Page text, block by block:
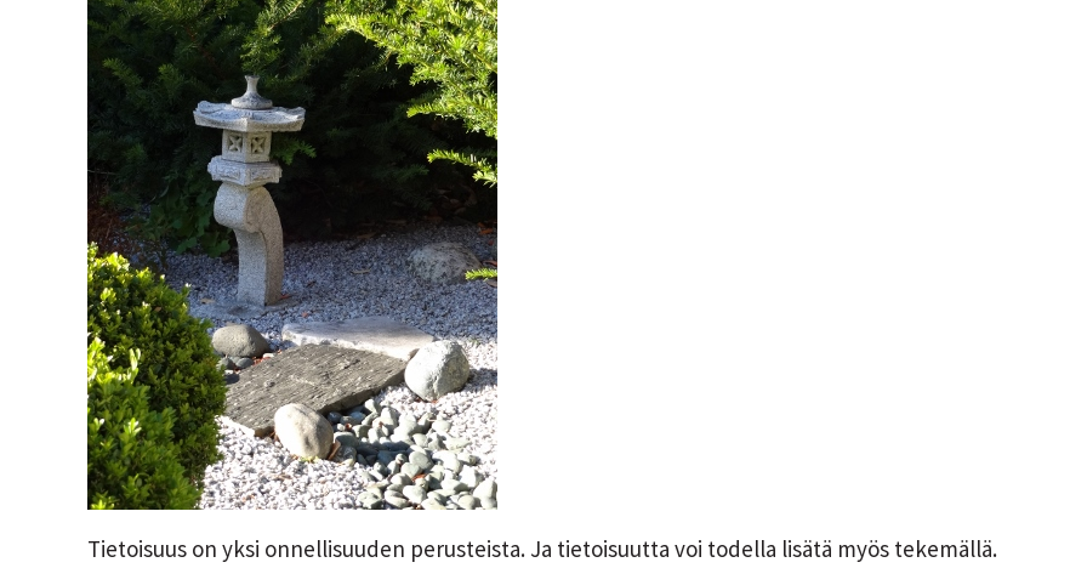
Tietoisuus on yksi onnellisuuden perusteista. Ja tietoisuutta voi todella lisätä myös tekemällä.